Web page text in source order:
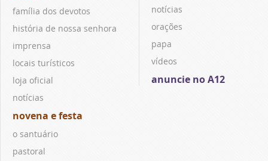
família dos devotos
história de nossa senhora
imprensa
locais turísticos
loja oficial
notícias
novena e festa
o santuário
pastoral
notícias
orações
papa
vídeos
anuncie no A12